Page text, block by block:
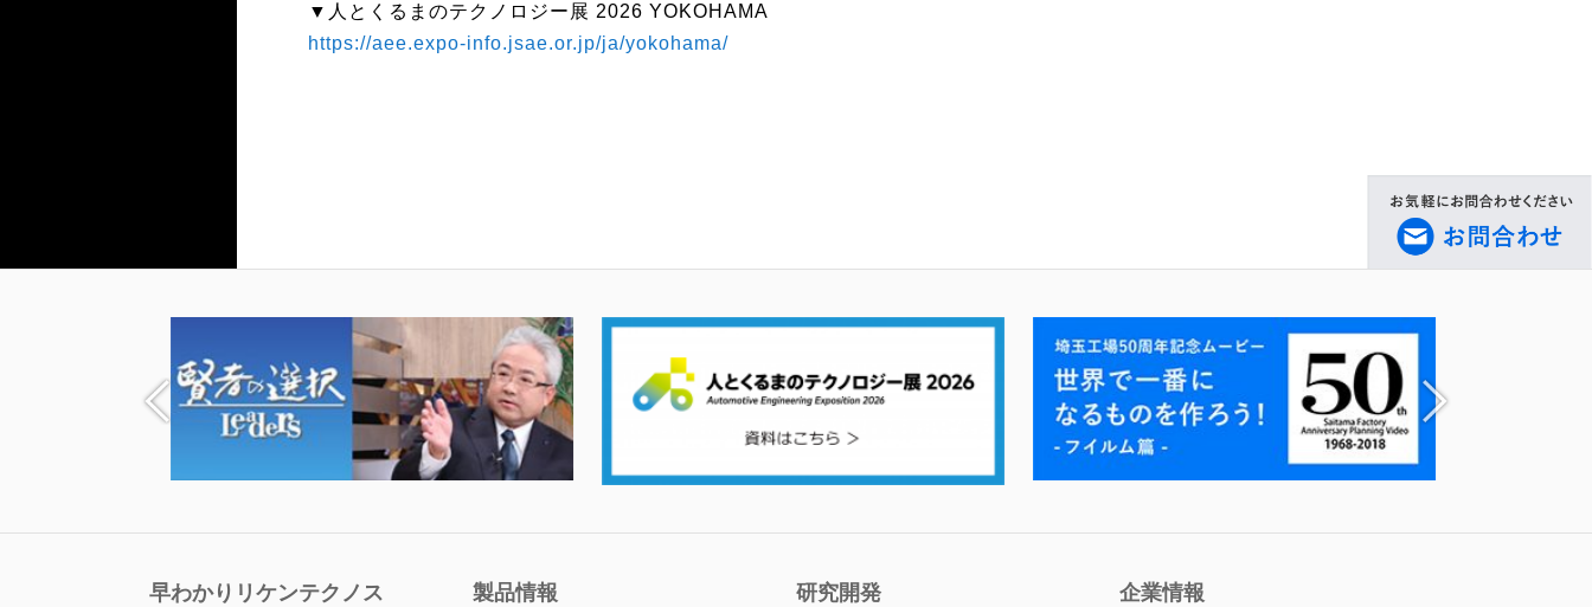
▼人とくるまのテクノロジー展 2026 YOKOHAMA
https://aee.expo-info.jsae.or.jp/ja/yokohama/
早わかりリケンテクノス 製品情報 研究開発 企業情報